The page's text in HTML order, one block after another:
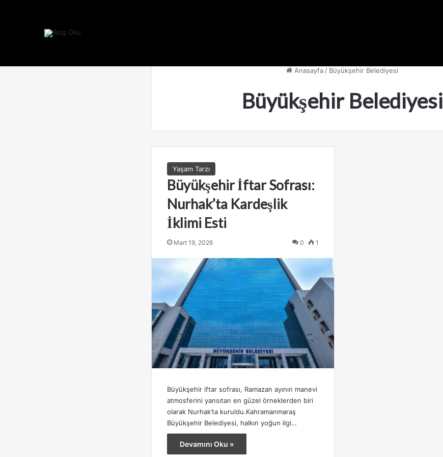
Anasayfa / Büyükşehir Belediyesi
Büyükşehir Belediyesi
Yaşam Tarzı
Büyükşehir İftar Sofrası:
Nurhak’ta Kardeşlik
İklimi Esti
Mart 19, 2026 0 1
Büyükşehir iftar sofrası, Ramazan ayının manevi
atmosferini yansıtan en güzel örneklerden biri
olarak Nurhak’ta kuruldu.Kahramanmaraş
Büyükşehir Belediyesi, halkın yoğun ilgi…
Devamını Oku »